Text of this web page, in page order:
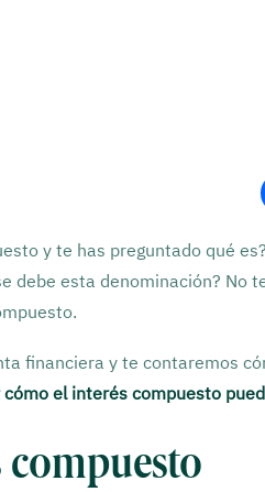
y te has preguntado qué
debe esta denominación?
financiera y te contaremos
cómo el interés compuesto
compuesto